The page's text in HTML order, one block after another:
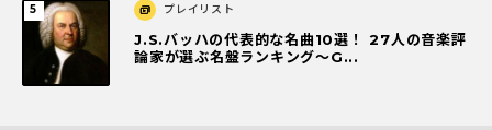
プレイリスト
J.S.バッハの代表的な名曲10選！ 27人の音楽評
論家が選ぶ名盤ランキング〜G...